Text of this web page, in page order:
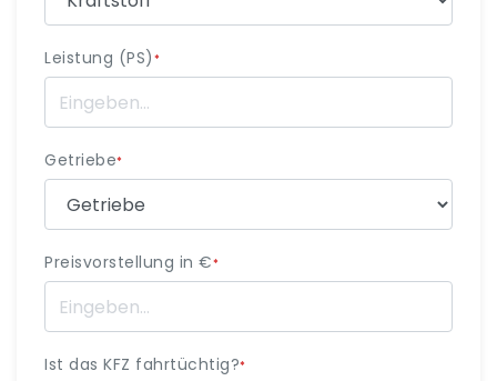
Leistung (PS) *
Getriebe*
Preisvorstellung in €*
Ist das KFZ fahrtüchtig?*